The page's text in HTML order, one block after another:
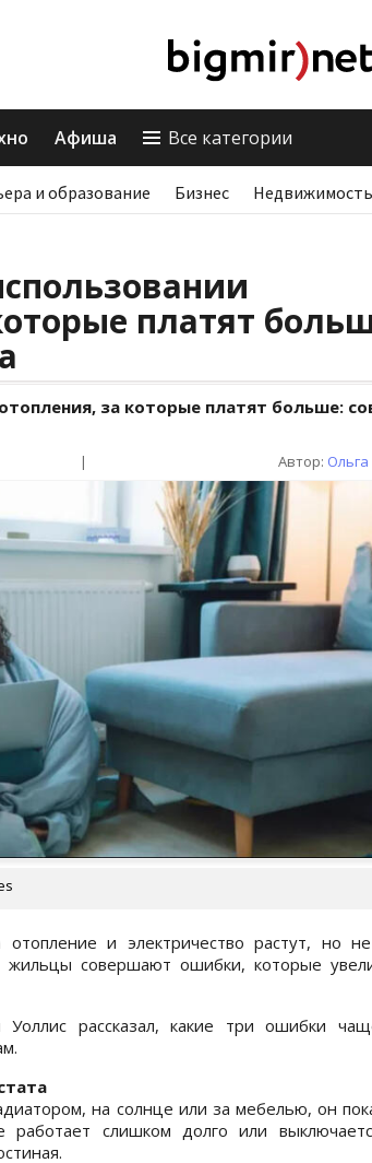
Афиша Все категории
и образование Бизнес Недвижимость
платят
за которые платят больше:
| Автор:
и электричество растут, но
жильцы совершают ошибки, которые
Уоллис рассказал, какие три ошибки
на солнце или за мебелью, он
слишком долго или